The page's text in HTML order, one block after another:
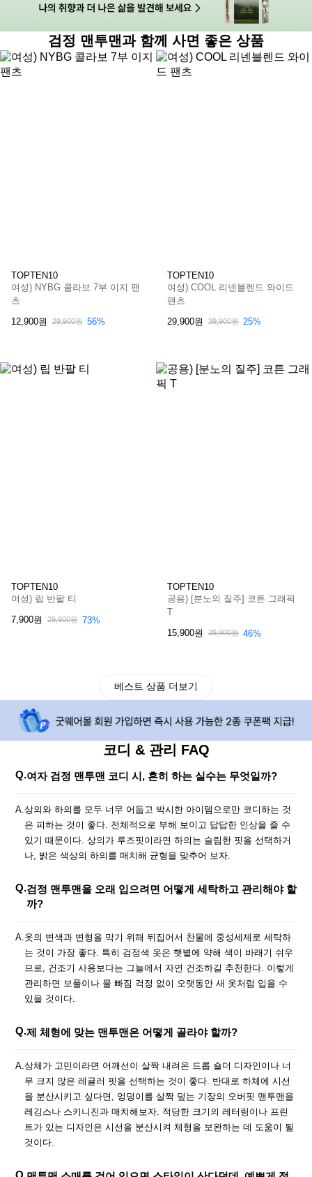
검정 맨투맨과 함께 사면 좋은 상품
TOPTEN10
여성) NYBG 콜라보 7부 이지 팬
츠
12,900원
29,900원 56%
TOPTEN10
여성) COOL 리넨블렌드 와이드
팬츠
29,900원
39,900원 25%
TOPTEN10
여성) 립 반팔 티
7,900원
29,900원 73%
TOPTEN10
공용) [분노의 질주] 코튼 그래픽
T
15,900원
29,900원 46%
베스트 상품 더보기
코디 & 관리 FAQ
Q.여자 검정 맨투맨 코디 시, 흔히 하는 실수는 무엇일까?
A. 상의와 하의를 모두 너무 어둡고 박시한 아이템으로만 코디하는 것
은 피하는 것이 좋다. 전체적으로 부해 보이고 답답한 인상을 줄 수
있기 때문이다. 상의가 루즈핏이라면 하의는 슬림한 핏을 선택하거
나, 밝은 색상의 하의를 매치해 균형을 맞추어 보자.
Q.검정 맨투맨을 오래 입으려면 어떻게 세탁하고 관리해야 할
까?
A. 옷의 변색과 변형을 막기 위해 뒤집어서 찬물에 중성세제로 세탁하
는 것이 가장 좋다. 특히 검정색 옷은 햇볕에 약해 색이 바래기 쉬우
므로, 건조기 사용보다는 그늘에서 자연 건조하길 추천한다. 이렇게
관리하면 보풀이나 물 빠짐 걱정 없이 오랫동안 새 옷처럼 입을 수
있을 것이다.
Q.제 체형에 맞는 맨투맨은 어떻게 골라야 할까?
A. 상체가 고민이라면 어깨선이 살짝 내려온 드롭 숄더 디자인이나 너
무 크지 않은 레귤러 핏을 선택하는 것이 좋다. 반대로 하체에 시선
을 분산시키고 싶다면, 엉덩이를 살짝 덮는 기장의 오버핏 맨투맨을
레깅스나 스키니진과 매치해보자. 적당한 크기의 레터링이나 프린
트가 있는 디자인은 시선을 분산시켜 체형을 보완하는 데 도움이 될
것이다.
Q.